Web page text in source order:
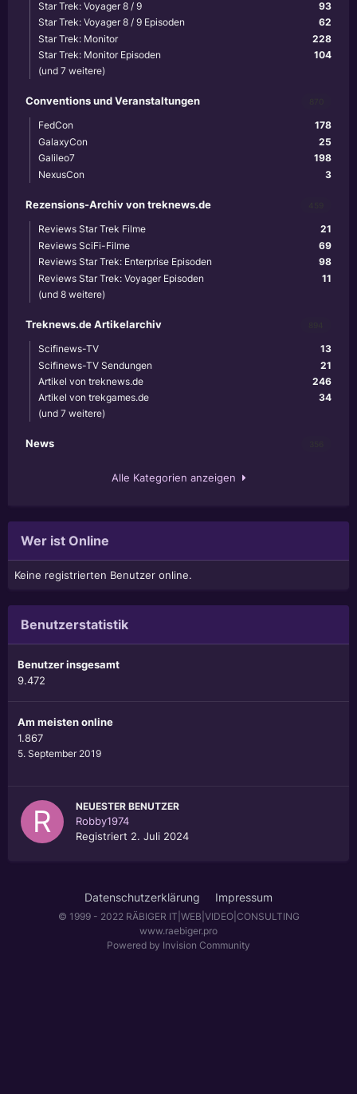
93
Star Trek: Voyager 8 / 9
62
Star Trek: Voyager 8 / 9 Episoden
228
Star Trek: Monitor
104
Star Trek: Monitor Episoden
(und 7 weitere)
Conventions und Veranstaltungen
178
FedCon
25
GalaxyCon
198
Galileo7
3
NexusCon
Rezensions-Archiv von treknews.de
21
Reviews Star Trek Filme
69
Reviews SciFi-Filme
98
Reviews Star Trek: Enterprise Episoden
11
Reviews Star Trek: Voyager Episoden
(und 8 weitere)
Treknews.de Artikelarchiv
13
Scifinews-TV
21
Scifinews-TV Sendungen
246
Artikel von treknews.de
34
Artikel von trekgames.de
(und 7 weitere)
News
Alle Kategorien anzeigen
Wer ist Online
Keine registrierten Benutzer online.
Benutzerstatistik
Benutzer insgesamt
9.472
Am meisten online
1.867
5. September 2019
NEUESTER BENUTZER
Robby1974
Registriert 2. Juli 2024
Datenschutzerklärung Impressum
© 1999 - 2022 RÄBIGER IT|WEB|VIDEO|CONSULTING
www.raebiger.pro
Powered by Invision Community